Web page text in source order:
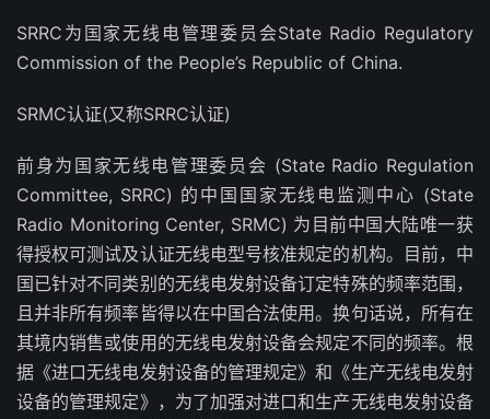
SRRC为国家无线电管理委员会State Radio Regulatory
Commission of the People’s Republic of China.
SRMC认证(又称SRRC认证)
前身为国家无线电管理委员会 (State Radio Regulation
Committee, SRRC) 的中国国家无线电监测中心 (State
Radio Monitoring Center, SRMC) 为目前中国大陆唯一获
得授权可测试及认证无线电型号核准规定的机构。目前，中
国已针对不同类别的无线电发射设备订定特殊的频率范围，
且并非所有频率皆得以在中国合法使用。换句话说，所有在
其境内销售或使用的无线电发射设备会规定不同的频率。根
据《进口无线电发射设备的管理规定》和《生产无线电发射
设备的管理规定》，为了加强对进口和生产无线电发射设备